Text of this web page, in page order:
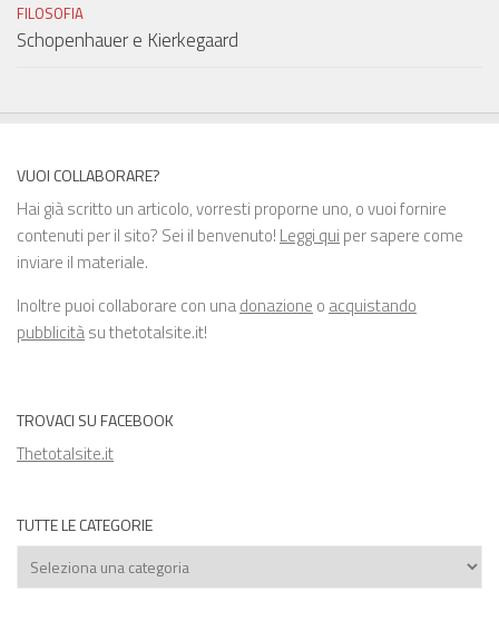
FILOSOFIA
Schopenhauer e Kierkegaard
VUOI COLLABORARE?
Hai già scritto un articolo, vorresti proporne uno, o vuoi fornire
contenuti per il sito? Sei il benvenuto! Leggi qui per sapere come
inviare il materiale.
Inoltre puoi collaborare con unadonazione o acquistando
pubblicitàsu thetotalsite.it!
TROVACI SU FACEBOOK
Thetotalsite.it
TUTTE LE CATEGORIE
Tutte
le